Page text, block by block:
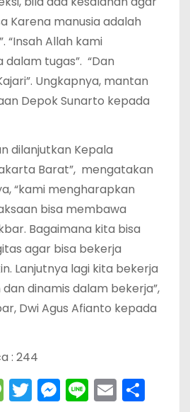
Karena manusia adalah
“Insah Allah kami
tugas”. “Dan
Ungkapnya, mantan
Depok Sunarto kepada
dilanjutkan Kepala
Barat”, mengatakan
“kami mengharapkan
bisa membawa
Bagaimana kita bisa
agar bisa bekerja
Lanjutnya lagi kita bekerja
dinamis dalam bekerja”,
Dwi Agus Afianto kepada
: 244
M T M Li E S